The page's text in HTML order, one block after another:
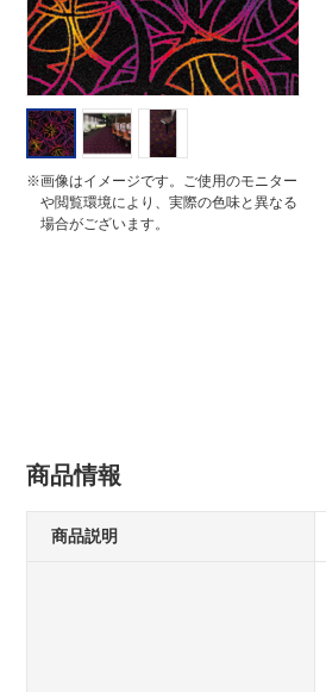
※画像はイメージです。ご使用のモニター
や閲覧環境により、実際の色味と異なる
場合がございます。
商品情報
商品説明